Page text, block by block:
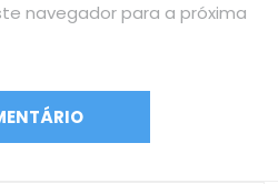
navegador para a próxima